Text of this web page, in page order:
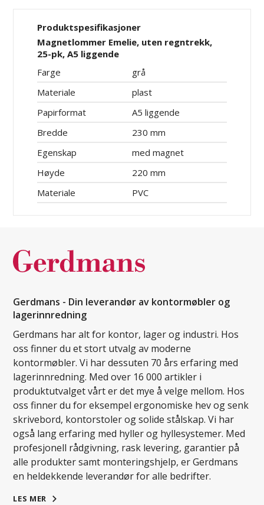
Produktspesifikasjoner
Magnetlommer Emelie, uten regntrekk,
25-pk, A5 liggende
Farge
grå
Materiale
plast
Papirformat
A5 liggende
Bredde
230 mm
Egenskap
med magnet
Høyde
220 mm
Materiale
PVC
Gerdmans - Din leverandør av kontormøbler og
lagerinnredning
Gerdmans har alt for kontor, lager og industri. Hos
oss finner du et stort utvalg av moderne
kontormøbler. Vi har dessuten 70 års erfaring med
lagerinnredning. Med over 16 000 artikler i
produktutvalget vårt er det mye å velge mellom. Hos
oss finner du for eksempel ergonomiske hev og senk
skrivebord, kontorstoler og solide stålskap. Vi har
også lang erfaring med hyller og hyllesystemer. Med
profesjonell rådgivning, rask levering, garantier på
alle produkter samt monteringshjelp, er Gerdmans
en heldekkende leverandør for alle bedrifter.
LES MER